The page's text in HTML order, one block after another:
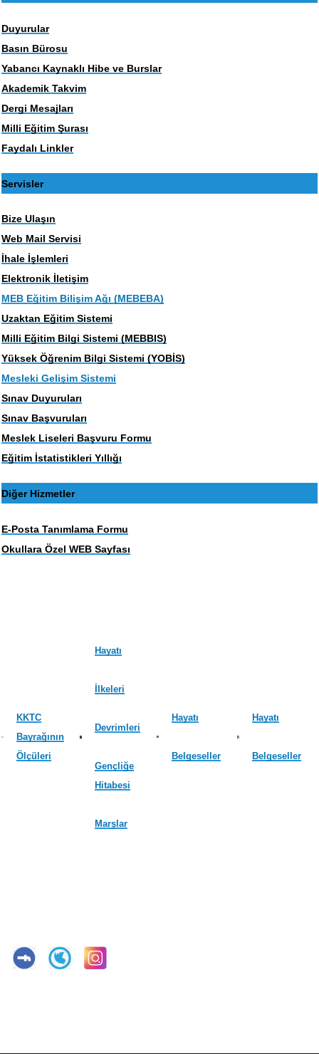
Duyurular
Basın Bürosu
Yabancı Kaynaklı Hibe ve Burslar
Akademik Takvim
Dergi Mesajları
Milli Eğitim Şurası
Faydalı Linkler
Servisler
Bize Ulaşın
Web Mail Servisi
İhale İşlemleri
Elektronik İletişim
MEB Eğitim Bilişim Ağı (MEBEBA)
Uzaktan Eğitim Sistemi
Milli Eğitim Bilgi Sistemi (MEBBIS)
Yüksek Öğrenim Bilgi Sistemi (YOBİS)
Mesleki Gelişim Sistemi
Sınav Duyuruları
Sınav Başvuruları
Meslek Liseleri Başvuru Formu
Eğitim İstatistikleri Yıllığı
Diğer Hizmetler
E-Posta Tanımlama Formu
Okullara Özel WEB Sayfası
KKTC
Bayrağının
Ölçüleri
Hayatı
İlkeleri
Devrimleri
Gençliğe
Hitabesi
Marşlar
Hayatı
Belgeseller
Hayatı
Belgeseller